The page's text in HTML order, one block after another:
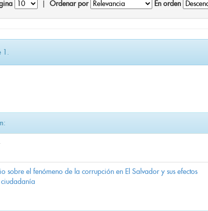
Ordenar por En orden
1.
sobre el fenómeno de la corrupción en El Salvador y sus efectos